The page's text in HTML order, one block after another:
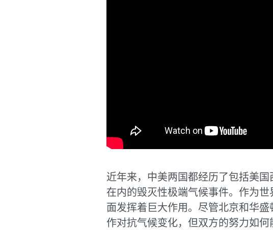
近年来，中美两国都经历了包括美
在内的毁灭性极端气候事件。作为
面发挥着巨大作用。尽管北京和华
作对抗气候变化，但双方的努力如